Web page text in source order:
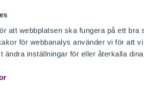
att webbplatsen ska fungera på ett
för webbanalys använder vi för att
ändra inställningar för eller återkalla
avseende
om fonder med
9484).